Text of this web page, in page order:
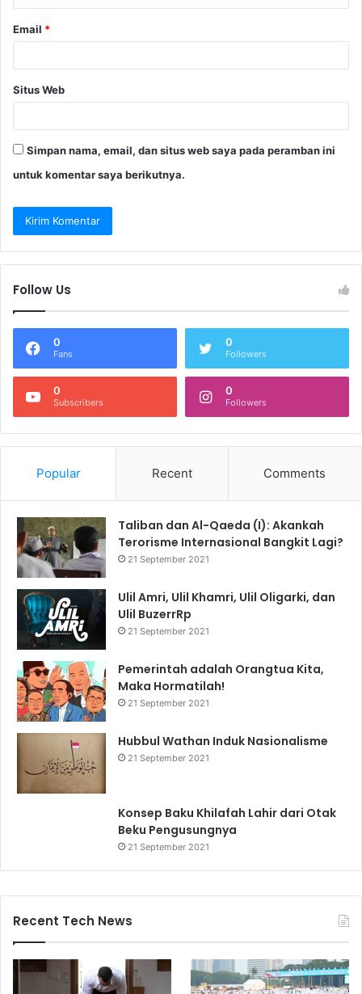
Email *
Situs Web
Simpan nama, email, dan situs web saya pada peramban ini
untuk komentar saya berikutnya.
Follow Us
0
Fans
0
Followers
0
Subscribers
0
Followers
Popular Recent Comments
Taliban dan Al-Qaeda (I): Akankah
Terorisme Internasional Bangkit Lagi?
21 September 2021
Ulil Amri, Ulil Khamri, Ulil Oligarki, dan
Ulil BuzerrRp
21 September 2021
Pemerintah adalah Orangtua Kita,
Maka Hormatilah!
21 September 2021
Hubbul Wathan Induk Nasionalisme
21 September 2021
Konsep Baku Khilafah Lahir dari Otak
Beku Pengusungnya
21 September 2021
Recent Tech News